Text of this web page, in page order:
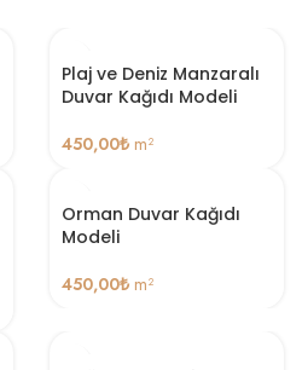
Plaj ve Deniz Manzaralı
Duvar Kağıdı Modeli
450,00₺ m²
Orman Duvar Kağıdı
Modeli
450,00₺ m²